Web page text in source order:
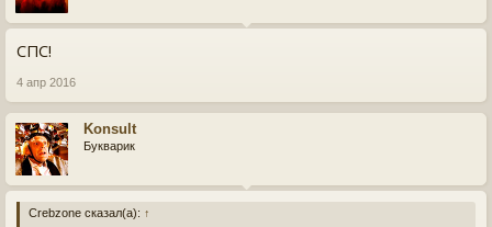
СПС!
4 апр 2016
Konsult
Букварик
Crebzone сказал(а): ↑